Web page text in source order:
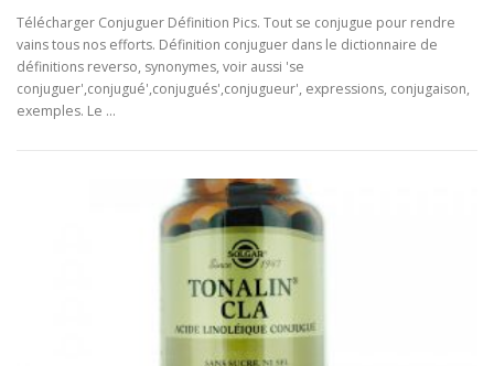
Télécharger Conjuguer Définition Pics. Tout se conjugue pour rendre
vains tous nos efforts. Définition conjuguer dans le dictionnaire de
définitions reverso, synonymes, voir aussi 'se
conjuguer',conjugué',conjugués',conjugueur', expressions, conjugaison,
exemples. Le …